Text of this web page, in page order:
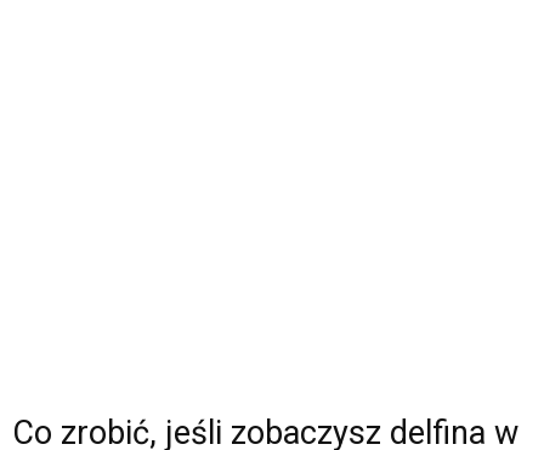
Co zrobić, jeśli zobaczysz delfina w